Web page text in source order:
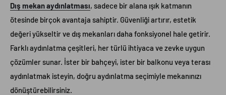
Dış mekan aydınlatması, sadece bir alana ışık katmanın
ötesinde birçok avantaja sahiptir. Güvenliği artırır, estetik
değeri yükseltir ve dış mekanları daha fonksiyonel hale getirir.
Farklı aydınlatma çeşitleri, her türlü ihtiyaca ve zevke uygun
çözümler sunar. İster bir bahçeyi, ister bir balkonu veya terası
aydınlatmak isteyin, doğru aydınlatma seçimiyle mekanınızı
dönüştürebilirsiniz.